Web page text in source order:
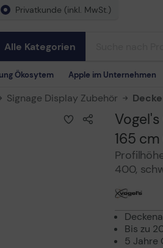
Privatkunde (inkl. MwSt.)
Alle Kategorien
Ökosytem Apple im Unternehmen
Signage Display Zubehör
165
400,
Bis zu
5 Jahre